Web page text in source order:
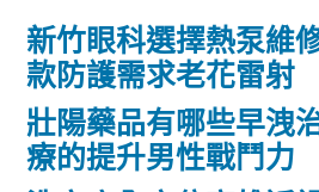
新竹眼科選擇熱泵維
款防護需求老花雷射
壯陽藥品有哪些早洩
療的提升男性戰鬥力